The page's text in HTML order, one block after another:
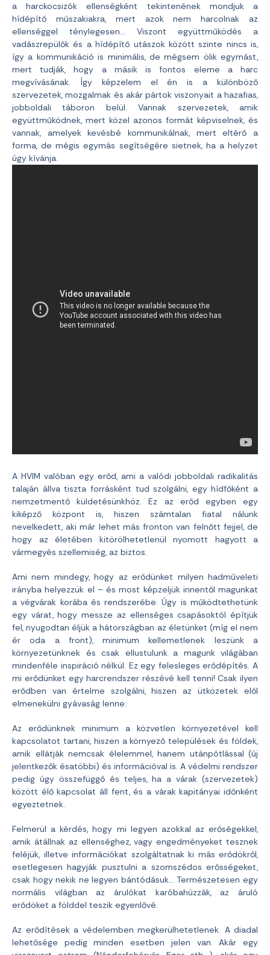
a harckocsizók ellenségként tekintenének mondjuk a
hídépítő műszakiakra, mert azok nem harcolnak az
ellenséggel ténylegesen… Viszont együttműködés a
vadászrepülők és a hídépítő utászok között szinte nincs is,
így a kommunikáció is minimális, de mégsem ölik egymást,
mert tudják, hogy a másik is fontos eleme a harc
megvívásának. Így képzelem el én is a különböző
szervezetek, mozgalmak és akár pártok viszonyait a hazafias,
jobboldali táboron belül. Vannak szervezetek, amik
együttműködnek, mert közel azonos formát képviselnek, és
vannak, amelyek kevésbé kommunikálnak, mert eltérő a
forma, de mégis egymás segítségére sietnek, ha a helyzet
úgy kívánja.
A HVIM valóban egy erőd, ami a valódi jobboldali radikalitás
talaján állva tiszta forrásként tud szolgálni, egy hídfőként a
nemzetmentő küldetésünkhöz. Ez az erőd egyben egy
kiképző központ is, hiszen számtalan fiatal nálunk
nevelkedett, aki már lehet más fronton van felnőtt fejjel, de
hogy az életében kitörölhetetlenül nyomott hagyott a
vármegyés szellemiség, az biztos.
Ami nem mindegy, hogy az erődünket milyen hadműveleti
irányba helyezzük el – és most képzeljük innentől magunkat
a végvárak korába és rendszerébe. Úgy is működtethetünk
egy várat, hogy messze az ellenséges csapásoktól építjük
fel, nyugodtan éljük a hátországban az életünket (míg el nem
ér oda a front), minimum kellemetlenek leszünk a
környezetünknek és csak ellustulunk a magunk világában
mindenféle inspiráció nélkül. Ez egy felesleges erődépítés. A
mi erődünket egy harcrendszer részévé kell tenni! Csak ilyen
erődben van értelme szolgálni, hiszen az ütközetek elől
elmenekülni gyávaság lenne.
Az erődünknek minimum a közvetlen környezetével kell
kapcsolatot tartani, hiszen a környező települések és földek,
amik ellátják nemcsak élelemmel, hanem utánpótlással (új
jelentkezők ésatöbbi) és információval is. A védelmi rendszer
pedig úgy összefüggő és teljes, ha a várak (szervezetek)
között élő kapcsolat áll fent, és a várak kapitányai időnként
egyeztetnek.
Felmerül a kérdés, hogy mi legyen azokkal az erőségekkel,
amik átállnak az ellenséghez, vagy engedményeket tesznek
feléjük, illetve információkat szolgáltatnak ki más erődökről,
esetlegesen hagyják pusztulni a szomszédos erősségeket,
csak hogy nekik ne legyen bántódásuk… Természetesen egy
normális világban az árulókat karóbahúzzák, az áruló
erődöket a földdel teszik egyenlővé.
Az erődítések a védelemben megkerülhetetlenek. A diadal
lehetősége pedig minden esetben jelen van. Akár egy